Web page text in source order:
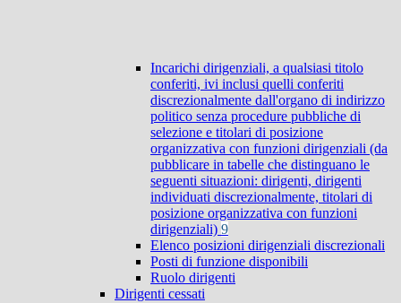
Incarichi dirigenziali, a qualsiasi titolo
conferiti, ivi inclusi quelli conferiti
discrezionalmente dall'organo di indirizzo
politico senza procedure pubbliche di
selezione e titolari di posizione
organizzativa con funzioni dirigenziali (da
pubblicare in tabelle che distinguano le
seguenti situazioni: dirigenti, dirigenti
individuati discrezionalmente, titolari di
posizione organizzativa con funzioni
dirigenziali) 9
Elenco posizioni dirigenziali discrezionali
Posti di funzione disponibili
Ruolo dirigenti
Dirigenti cessati